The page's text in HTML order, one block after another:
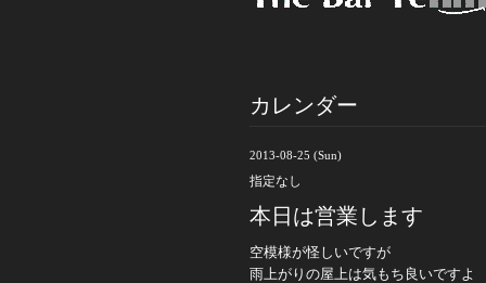
カレンダー
2013-08-25 (Sun)
指定なし
本日は営業します
空模様が怪しいですが
雨上がりの屋上は気もち良いですよ